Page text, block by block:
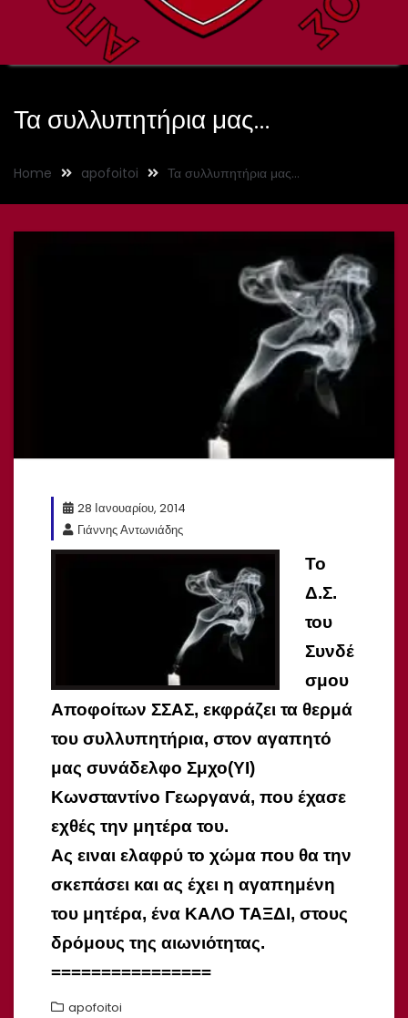
Τα συλλυπητήρια μας…
Home apofoitoi Τα συλλυπητήρια μας…
28 Ιανουαρίου, 2014
Γιάννης Αντωνιάδης
Το
Δ.Σ.
του
Συνδέ
σμου
Αποφοίτων ΣΣΑΣ, εκφράζει τα θερμά
του συλλυπητήρια, στον αγαπητό
μας συνάδελφο Σμχο(ΥΙ)
Κωνσταντίνο Γεωργανά, που έχασε
εχθές την μητέρα του.
Ας ειναι ελαφρύ το χώμα που θα την
σκεπάσει και ας έχει η αγαπημένη
του μητέρα, ένα ΚΑΛΟ ΤΑΞΔΙ, στους
δρόμους της αιωνιότητας.
================
apofoitoi